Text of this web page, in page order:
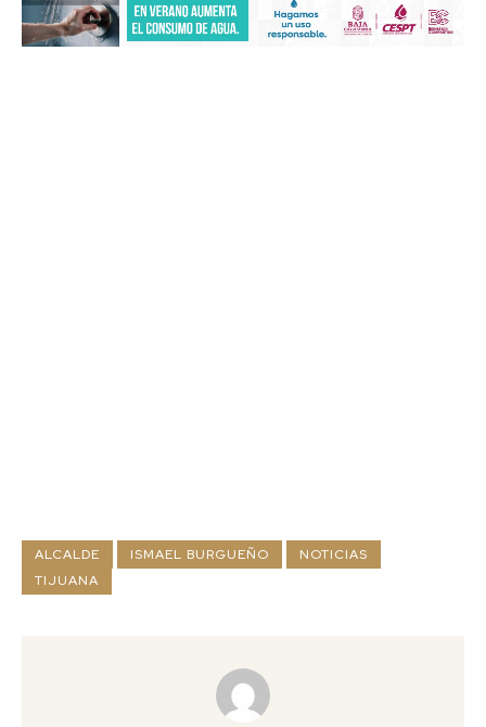
ALCALDE ISMAEL BURGUEÑO
NOTICIAS
TIJUANA